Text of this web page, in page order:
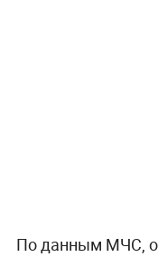
По данным МЧС,